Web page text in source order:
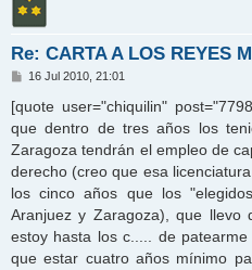
Re: CARTA A LOS REYES
M
n
a
j
e
16 Jul 2010, 21:01
[quote user="chiquilin"
que dentro de tres años los
Zaragoza tendrán el empleo de
derecho (creo que esa
los cinco años que los
Aranjuez y Zaragoza), que
estoy hasta los c..... de
que estar cuatro años mínimo